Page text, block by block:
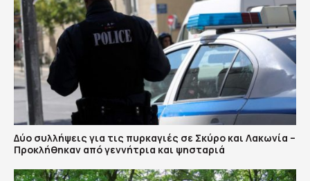
Δύο συλλήψεις για τις πυρκαγιές σε Σκύρο και Λακωνία –
Προκλήθηκαν από γεννήτρια και ψησταριά